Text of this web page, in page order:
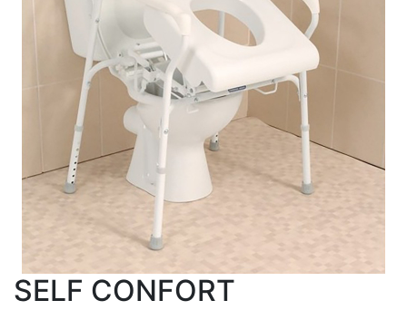
SELF CONFORT